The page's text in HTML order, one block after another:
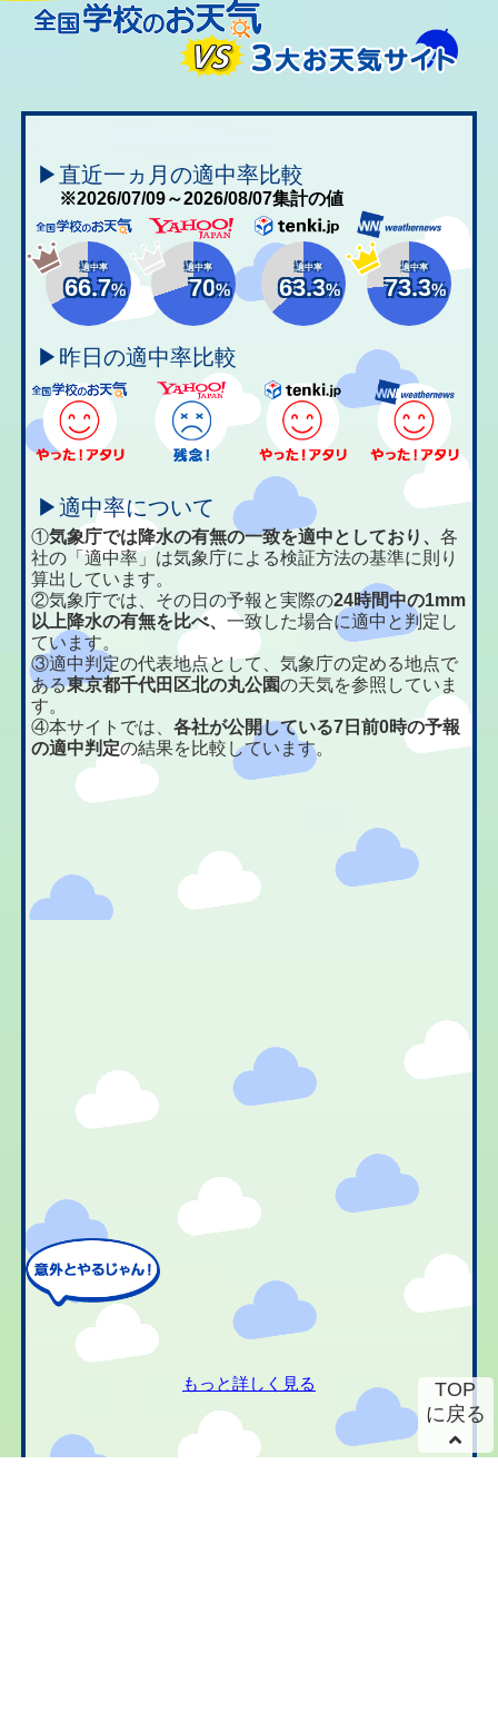
▶直近一ヵ月の適中率比較
※2026/07/09～2026/08/07集計の値
適中率
66.7%
適中率
70%
適中率
63.3%
適中率
73.3%
▶昨日の適中率比較
▶適中率について
①気象庁では降水の有無の一致を適中としており、各
社の「適中率」は気象庁による検証方法の基準に則り
算出しています。
②気象庁では、その日の予報と実際の24時間中の1mm
以上降水の有無を比べ、一致した場合に適中と判定し
ています。
③適中判定の代表地点として、気象庁の定める地点で
ある東京都千代田区北の丸公園の天気を参照していま
す。
④本サイトでは、各社が公開している7日前0時の予報
の適中判定の結果を比較しています。
もっと詳しく見る
TOP
に戻る